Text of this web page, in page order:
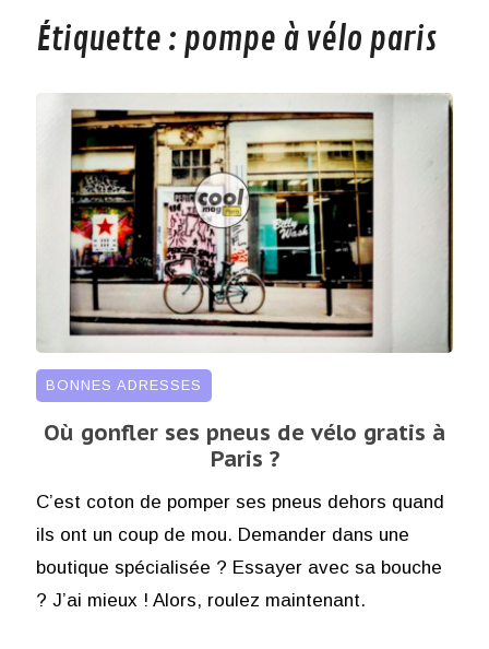
Étiquette : pompe à vélo paris
BONNES ADRESSES
Où gonfler ses pneus de vélo gratis à
Paris ?
C’est coton de pomper ses pneus dehors quand
ils ont un coup de mou. Demander dans une
boutique spécialisée ? Essayer avec sa bouche
? J’ai mieux ! Alors, roulez maintenant.